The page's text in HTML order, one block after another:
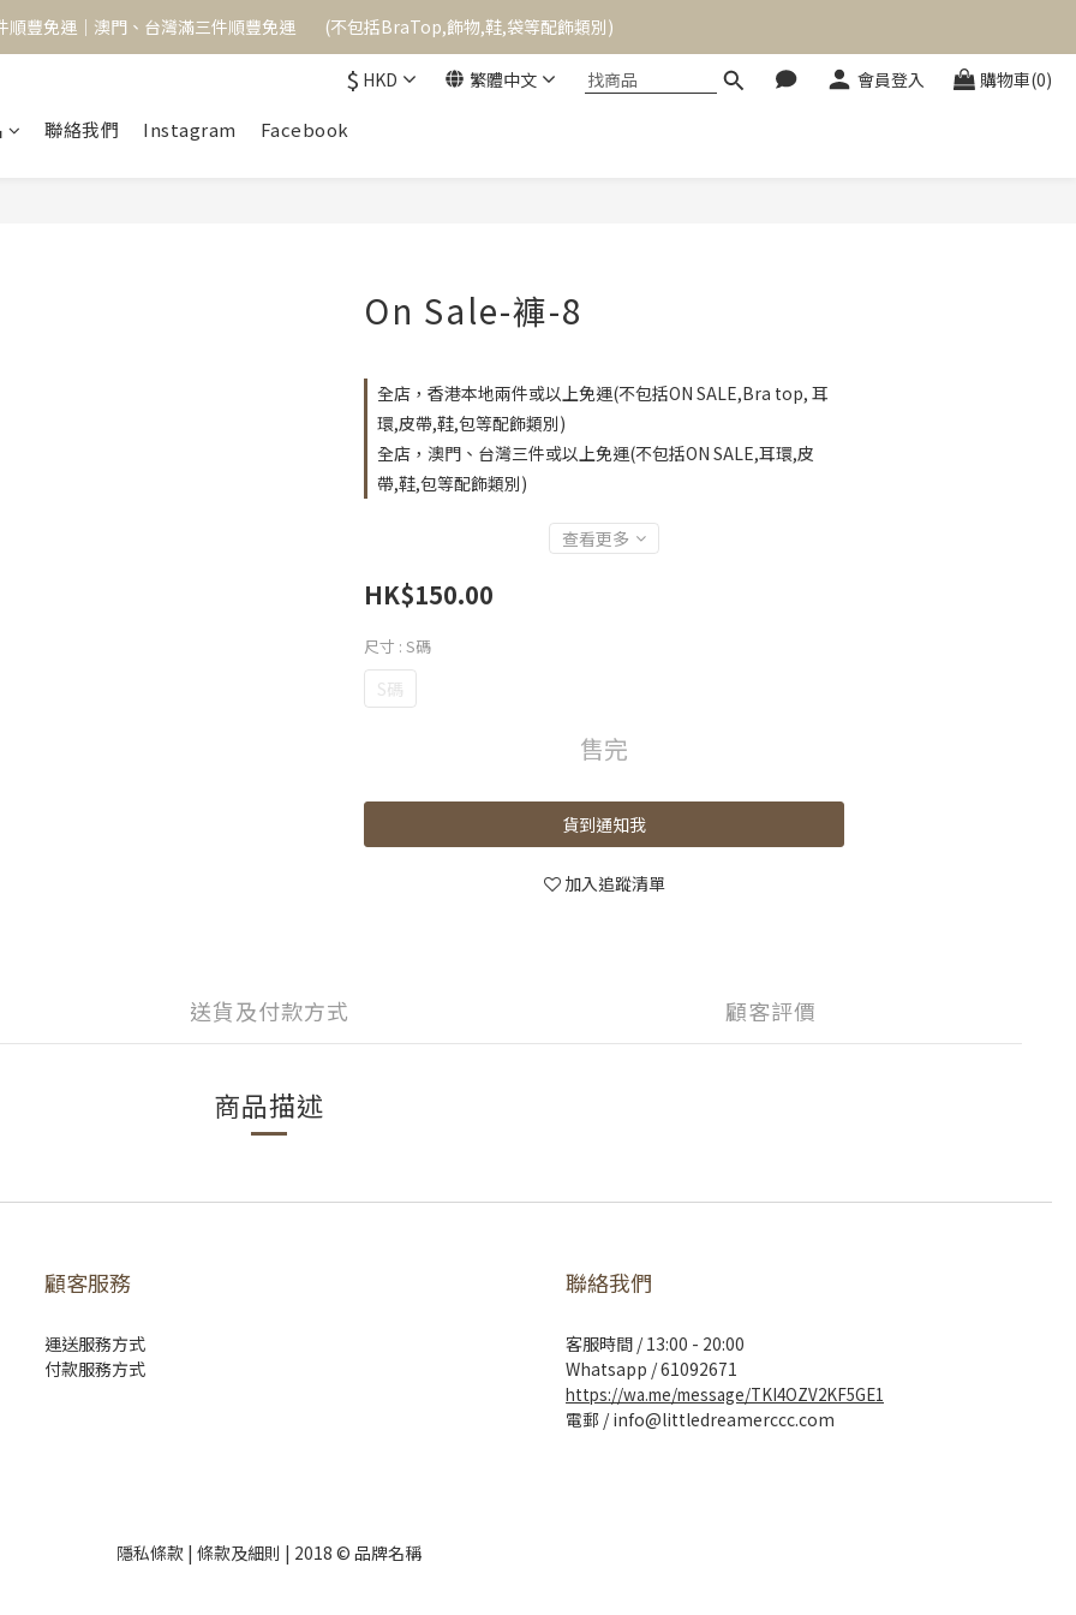
順豐免運｜澳門、台灣滿三件順豐免運        (不包括BraTop,飾物,鞋,袋等配飾類別)
順豐免運｜澳門、台灣滿三件順豐免運        (不包括BraTop,飾物,鞋,袋等配飾類別)
單次消費滿$1000,可成為永久VIP,下次購物起享9折優惠
順豐免運｜澳門、台灣滿三件順豐免運        (不包括BraTop,飾物,鞋,袋等配飾類別)
$ HKD 繁體中文 會員登入 購物車(0)
聯絡我們 Instagram Facebook
On Sale-褲-8
全店，香港本地兩件或以上免運(不包括ON SALE,Bra top, 耳
環,皮帶,鞋,包等配飾類別)
全店，澳門、台灣三件或以上免運(不包括ON SALE,耳環,皮
帶,鞋,包等配飾類別)
查看更多
HK$150.00
尺寸 : S碼
S碼
售完
貨到通知我
加入追蹤清單
送貨及付款方式 顧客評價
商品描述
顧客服務
運送服務方式
付款服務方式
聯絡我們
客服時間 / 13:00 - 20:00
Whatsapp / 61092671
https://wa.me/message/TKI4OZV2KF5GE1
電郵 / info@littledreamerccc.com
隱私條款 | 條款及細則 | 2018 © 品牌名稱